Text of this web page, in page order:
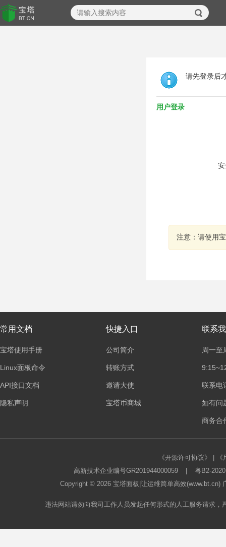
请先登录后
用户登录
注意：请使用
常用文档
宝塔使用手册
Linux面板命令
API接口文档
隐私声明
快捷入口
公司简介
转账方式
邀请大使
宝塔币商城
联系
周一至
联系电
如有问
商务合
《开源许可协议》
高新技术企业编号GR201944000059
粤B2-
Copyright © 2026 宝塔面板 |让运维简单高效
违法网站请勿向我司工作人员发起任何形式的人工服务请求，